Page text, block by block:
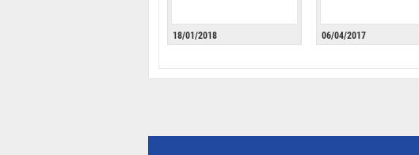
18/01/2018 06/04/2017